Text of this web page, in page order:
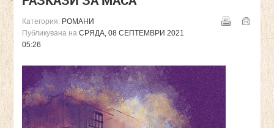
Категория: РОМАНИ
Публикувана на СРЯДА, 08 СЕПТЕМВРИ 2021
05:26